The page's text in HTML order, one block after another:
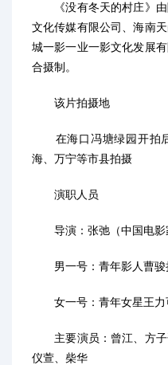
《没有冬天的村庄》由
文化传媒有限公司、海南
城一影一业一影文化发展
合摄制。
该片拍摄地
在海口冯塘绿园开拍后
海、万宁等市县拍摄
演职人员
导演：张弛（中国电影
男一号：青年影人曹骏
女一号：青年女星王力
主要演员：曾江、方子
仪萱、柴华